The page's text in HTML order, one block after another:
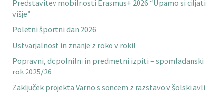
Predstavitev mobilnosti Erasmus+ 2026 “Upamo si ciljati
višje”
Poletni športni dan 2026
Ustvarjalnost in znanje z roko v roki!
Popravni, dopolnilni in predmetni izpiti – spomladanski
rok 2025/26
Zaključek projekta Varno s soncem z razstavo v šolski avli